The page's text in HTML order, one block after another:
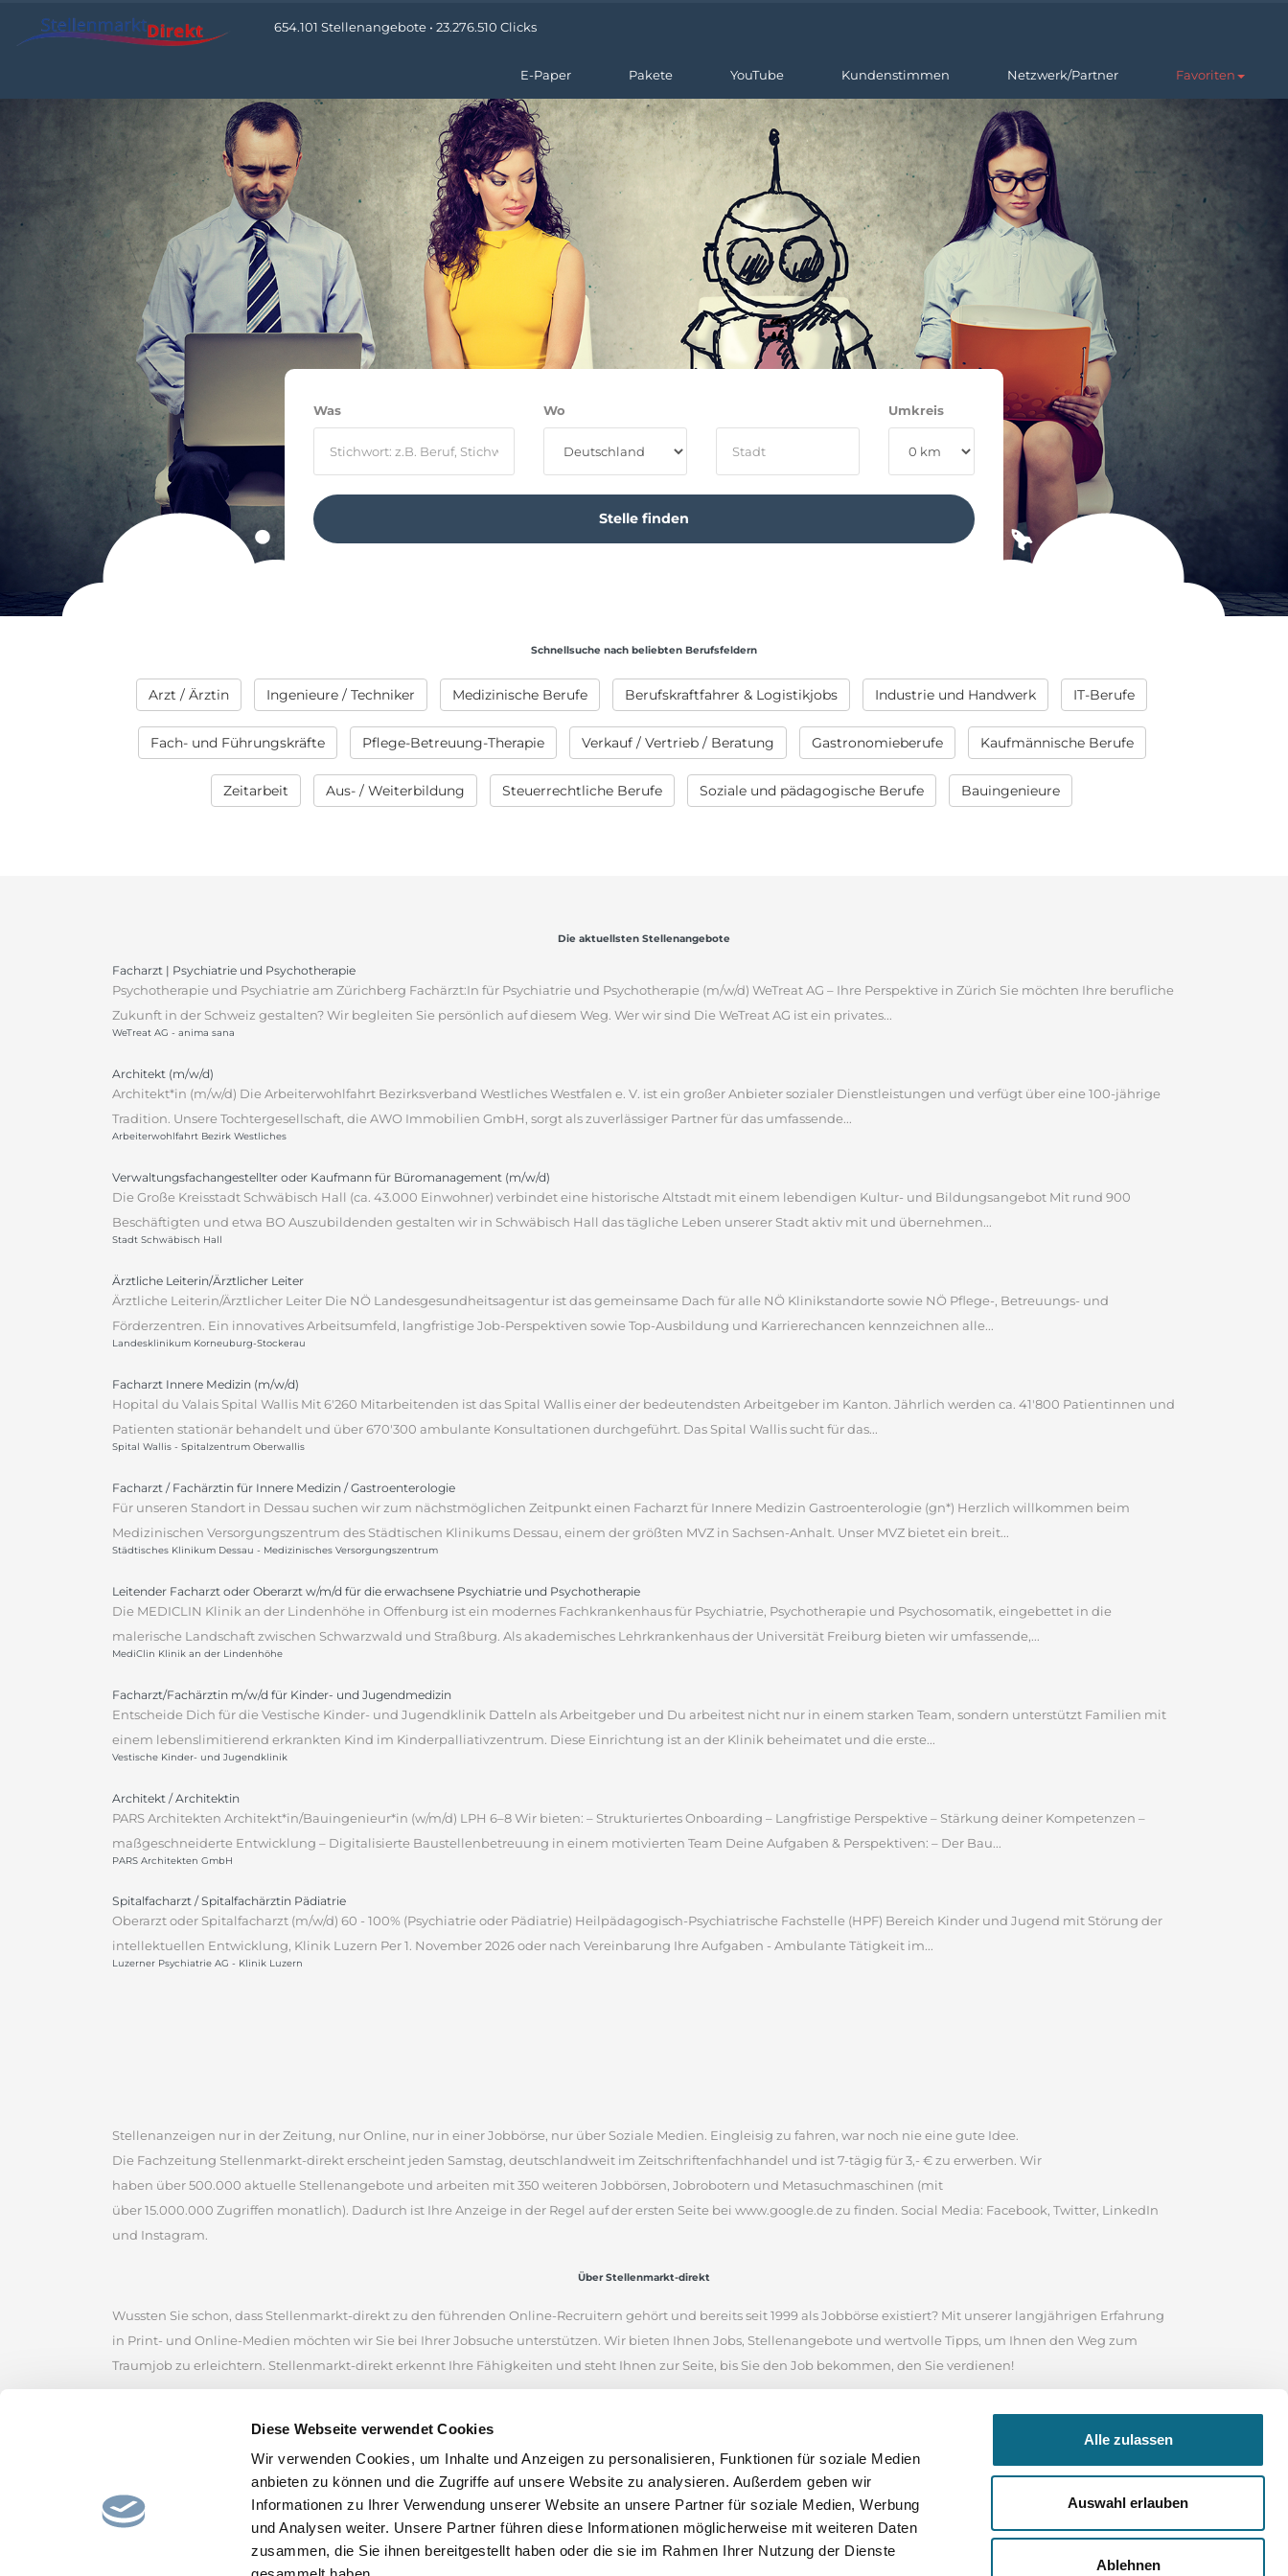
Diese Webseite verwendet Cookies
Wir verwenden Cookies, um Inhalte und Anzeigen zu personalisieren, Funktionen für soziale Medien
anbieten zu können und die Zugriffe auf unsere Website zu analysieren. Außerdem geben wir
Informationen zu Ihrer Verwendung unserer Website an unsere Partner für soziale Medien, Werbung
und Analysen weiter. Unsere Partner führen diese Informationen möglicherweise mit weiteren Daten
zusammen, die Sie ihnen bereitgestellt haben oder die sie im Rahmen Ihrer Nutzung der Dienste
Alle zulassen
Auswahl erlauben
Ablehnen
654.101 Stellenangebote • 23.276.510 Clicks
E-Paper Pakete YouTube Kundenstimmen Netzwerk/Partner Favoriten
Was Wo Umkreis
Schnellsuche nach beliebten Berufsfeldern
Arzt / Ärztin Ingenieure / Techniker Medizinische Berufe Berufskraftfahrer & Logistikjobs Industrie und Handwerk IT-Berufe
Fach- und Führungskräfte Pflege-Betreuung-Therapie Verkauf / Vertrieb / Beratung Gastronomieberufe Kaufmännische Berufe
Zeitarbeit Aus- / Weiterbildung Steuerrechtliche Berufe Soziale und pädagogische Berufe Bauingenieure
Die aktuellsten Stellenangebote
Facharzt | Psychiatrie und Psychotherapie
Psychotherapie und Psychiatrie am Zürichberg Fachärzt:In für Psychiatrie und Psychotherapie (m/w/d) WeTreat AG – Ihre Perspektive in Zürich Sie möchten Ihre berufliche
Zukunft in der Schweiz gestalten? Wir begleiten Sie persönlich auf diesem Weg. Wer wir sind Die WeTreat AG ist ein privates...
WeTreat AG - anima sana
Architekt (m/w/d)
Architekt*in (m/w/d) Die Arbeiterwohlfahrt Bezirksverband Westliches Westfalen e. V. ist ein großer Anbieter sozialer Dienstleistungen und verfügt über eine 100-jährige
Tradition. Unsere Tochtergesellschaft, die AWO Immobilien GmbH, sorgt als zuverlässiger Partner für das umfassende...
Arbeiterwohlfahrt Bezirk Westliches
Verwaltungsfachangestellter oder Kaufmann für Büromanagement (m/w/d)
Die Große Kreisstadt Schwäbisch Hall (ca. 43.000 Einwohner) verbindet eine historische Altstadt mit einem lebendigen Kultur- und Bildungsangebot Mit rund 900
Beschäftigten und etwa BO Auszubildenden gestalten wir in Schwäbisch Hall das tägliche Leben unserer Stadt aktiv mit und übernehmen...
Stadt Schwäbisch Hall
Ärztliche Leiterin/Ärztlicher Leiter
Ärztliche Leiterin/Ärztlicher Leiter Die NÖ Landesgesundheitsagentur ist das gemeinsame Dach für alle NÖ Klinikstandorte sowie NÖ Pflege-, Betreuungs- und
Förderzentren. Ein innovatives Arbeitsumfeld, langfristige Job-Perspektiven sowie Top-Ausbildung und Karrierechancen kennzeichnen alle...
Landesklinikum Korneuburg-Stockerau
Facharzt Innere Medizin (m/w/d)
Hopital du Valais Spital Wallis Mit 6'260 Mitarbeitenden ist das Spital Wallis einer der bedeutendsten Arbeitgeber im Kanton. Jährlich werden ca. 41'800 Patientinnen und
Patienten stationär behandelt und über 670'300 ambulante Konsultationen durchgeführt. Das Spital Wallis sucht für das...
Spital Wallis - Spitalzentrum Oberwallis
Facharzt / Fachärztin für Innere Medizin / Gastroenterologie
Für unseren Standort in Dessau suchen wir zum nächstmöglichen Zeitpunkt einen Facharzt für Innere Medizin Gastroenterologie (gn*) Herzlich willkommen beim
Medizinischen Versorgungszentrum des Städtischen Klinikums Dessau, einem der größten MVZ in Sachsen-Anhalt. Unser MVZ bietet ein breit...
Städtisches Klinikum Dessau - Medizinisches Versorgungszentrum
Leitender Facharzt oder Oberarzt w/m/d für die erwachsene Psychiatrie und Psychotherapie
Die MEDICLIN Klinik an der Lindenhöhe in Offenburg ist ein modernes Fachkrankenhaus für Psychiatrie, Psychotherapie und Psychosomatik, eingebettet in die
malerische Landschaft zwischen Schwarzwald und Straßburg. Als akademisches Lehrkrankenhaus der Universität Freiburg bieten wir umfassende,...
MediClin Klinik an der Lindenhöhe
Facharzt/Fachärztin m/w/d für Kinder- und Jugendmedizin
Entscheide Dich für die Vestische Kinder- und Jugendklinik Datteln als Arbeitgeber und Du arbeitest nicht nur in einem starken Team, sondern unterstützt Familien mit
einem lebenslimitierend erkrankten Kind im Kinderpalliativzentrum. Diese Einrichtung ist an der Klinik beheimatet und die erste...
Vestische Kinder- und Jugendklinik
Architekt / Architektin
PARS Architekten Architekt*in/Bauingenieur*in (w/m/d) LPH 6–8 Wir bieten: – Strukturiertes Onboarding – Langfristige Perspektive – Stärkung deiner Kompetenzen –
maßgeschneiderte Entwicklung – Digitalisierte Baustellenbetreuung in einem motivierten Team Deine Aufgaben & Perspektiven: – Der Bau...
PARS Architekten GmbH
Spitalfacharzt / Spitalfachärztin Pädiatrie
Oberarzt oder Spitalfacharzt (m/w/d) 60 - 100% (Psychiatrie oder Pädiatrie) Heilpädagogisch-Psychiatrische Fachstelle (HPF) Bereich Kinder und Jugend mit Störung der
intellektuellen Entwicklung, Klinik Luzern Per 1. November 2026 oder nach Vereinbarung Ihre Aufgaben - Ambulante Tätigkeit im...
Luzerner Psychiatrie AG - Klinik Luzern
Stellenanzeigen nur in der Zeitung, nur Online, nur in einer Jobbörse, nur über Soziale Medien. Eingleisig zu fahren, war noch nie eine gute Idee.
Die Fachzeitung Stellenmarkt-direkt erscheint jeden Samstag, deutschlandweit im Zeitschriftenfachhandel und ist 7-tägig für 3,- € zu erwerben. Wir
haben über 500.000 aktuelle Stellenangebote und arbeiten mit 350 weiteren Jobbörsen, Jobrobotern und Metasuchmaschinen (mit
über 15.000.000 Zugriffen monatlich). Dadurch ist Ihre Anzeige in der Regel auf der ersten Seite bei www.google.de zu finden. Social Media: Facebook, Twitter, LinkedIn
und Instagram.
Über Stellenmarkt-direkt
Wussten Sie schon, dass Stellenmarkt-direkt zu den führenden Online-Recruitern gehört und bereits seit 1999 als Jobbörse existiert? Mit unserer langjährigen Erfahrung
in Print- und Online-Medien möchten wir Sie bei Ihrer Jobsuche unterstützen. Wir bieten Ihnen Jobs, Stellenangebote und wertvolle Tipps, um Ihnen den Weg zum
Traumjob zu erleichtern. Stellenmarkt-direkt erkennt Ihre Fähigkeiten und steht Ihnen zur Seite, bis Sie den Job bekommen, den Sie verdienen!
Stellenmarkt-direkt zählt zu den ältesten kommerziellen Internetseiten und war eine der ersten Online-Jobbörsen. Heute ist es eine angesehene Online-Stellenbörse, in
der Sie zahlreiche Jobangebote von renommierten Unternehmen aus Deutschland, Österreich und der Schweiz finden. Nutzen Sie das Suchfeld in unserem
Stellenmarkt, um erfolgreich nach Stellenangeboten anhand von Stichworten und Orten zu suchen. Wenn Sie unsicher sind, wonach Sie suchen, durchstöbern Sie unser
Stellenportal und lassen Sie sich von den gefundenen Stellenangeboten inspirieren. Wir wünschen Ihnen viel Erfolg bei Ihrer Bewerbung und für Ihre weitere Karriere
und hoffen, den passenden Job für Sie bereitzustellen.